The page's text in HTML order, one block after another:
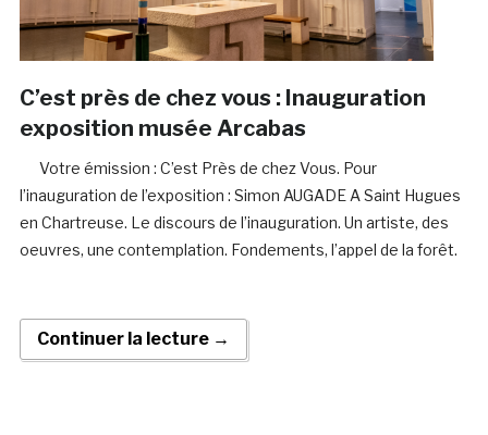
C’est près de chez vous : Inauguration
exposition musée Arcabas
Votre émission : C’est Près de chez Vous. Pour
l’inauguration de l’exposition : Simon AUGADE A Saint Hugues
en Chartreuse. Le discours de l’inauguration. Un artiste, des
oeuvres, une contemplation. Fondements, l’appel de la forêt.
Continuer la lecture →